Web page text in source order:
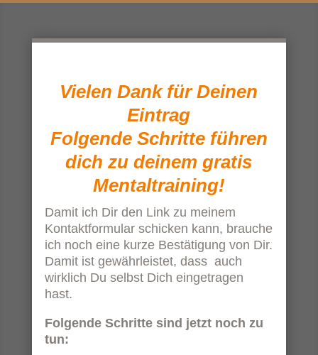
Vielen Dank für Deinen
Eintrag
Folgende Schritte führen
dich zu deinem gratis
Mentaltraining!
Damit ich Dir den Link zu meinem
Kontaktformular schicken kann, brauche
ich noch eine kurze Bestätigung von Dir.
Damit ist gewährleistet, dass auch
wirklich Du selbst Dich eingetragen
hast.
Folgende Schritte sind jetzt noch zu
tun: